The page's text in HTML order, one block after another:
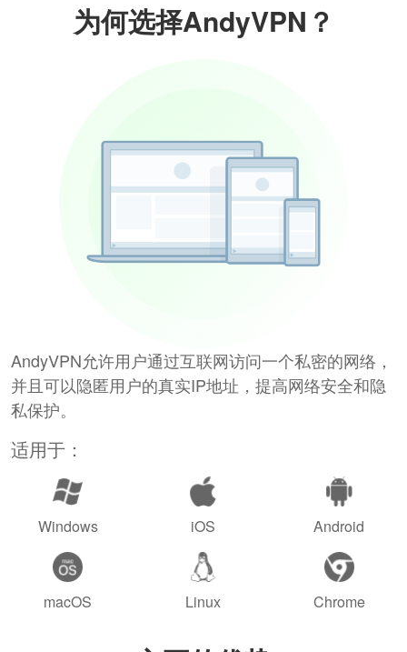
为何选择AndyVPN？
AndyVPN允许用户通过互联网访问一个私密的网络，
并且可以隐匿用户的真实IP地址，提高网络安全和隐
私保护。
适用于：
Windows iOS Android
macOS Linux Chrome